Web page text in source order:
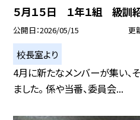
５月１５日 １年１組 級訓
公開日 2026/05/15 更
校長室より
4月に新たなメンバーが集い、
ました。 係や当番、委員会...